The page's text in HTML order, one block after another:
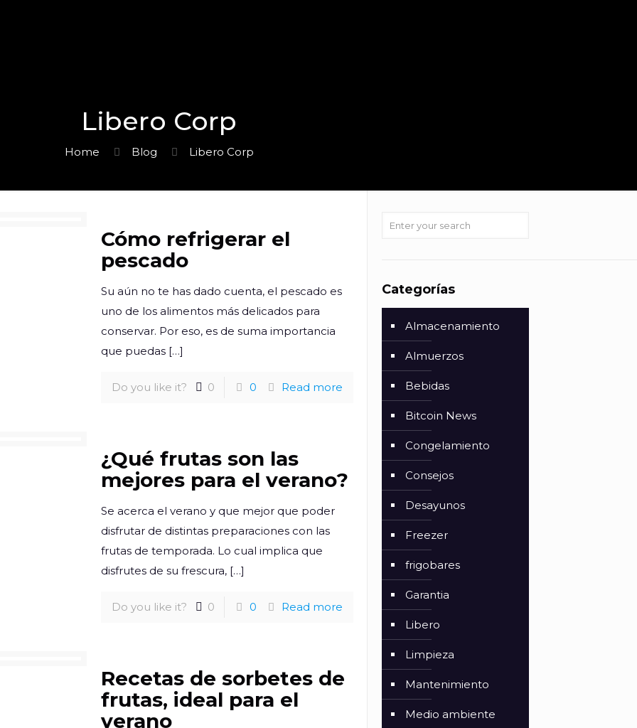
Libero Corp
Home Blog Libero Corp
Cómo refrigerar el
pescado
Su aún no te has dado cuenta, el pescado es
uno de los alimentos más delicados para
conservar. Por eso, es de suma importancia
que puedas […]
Do you like it? 0 0 Read more
¿Qué frutas son las
mejores para el verano?
Se acerca el verano y que mejor que poder
disfrutar de distintas preparaciones con las
frutas de temporada. Lo cual implica que
disfrutes de su frescura, […]
Do you like it? 0 0 Read more
Recetas de sorbetes de
frutas, ideal para el
verano
Categorías
Almacenamiento
Almuerzos
Bebidas
Bitcoin News
Congelamiento
Consejos
Desayunos
Freezer
frigobares
Garantia
Libero
Limpieza
Mantenimiento
Medio ambiente